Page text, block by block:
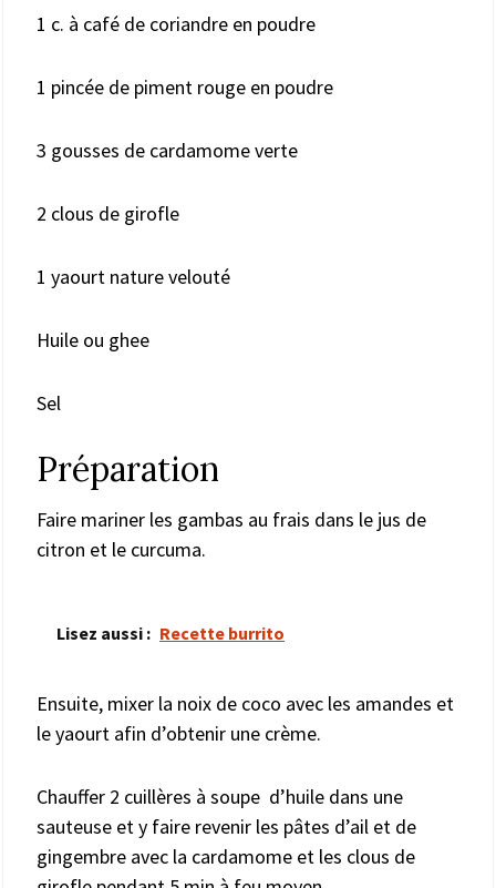
1 c. à café de coriandre en poudre
1 pincée de piment rouge en poudre
3 gousses de cardamome verte
2 clous de girofle
1 yaourt nature velouté
Huile ou ghee
Sel
Préparation
Faire mariner les gambas au frais dans le jus de
citron et le curcuma.
Lisez aussi : Recette burrito
Ensuite, mixer la noix de coco avec les amandes et
le yaourt afin d’obtenir une crème.
Chauffer 2 cuillères à soupe d’huile dans une
sauteuse et y faire revenir les pâtes d’ail et de
gingembre avec la cardamome et les clous de